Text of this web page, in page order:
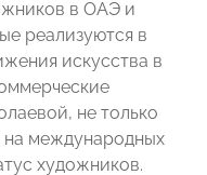
в ОАЭ и
реализуются в
искусства в
не только
на международных
художников.